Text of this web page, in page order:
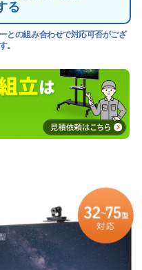
る
との組み合わせで対応可否がござ
。